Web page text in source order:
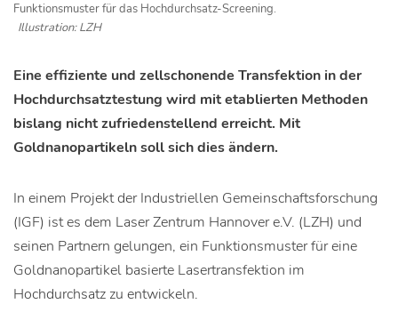
Funktionsmuster für das Hochdurchsatz-Screening.
Illustration: LZH
Eine effiziente und zellschonende Transfektion in der
Hochdurchsatztestung wird mit etablierten Methoden
bislang nicht zufriedenstellend erreicht. Mit
Goldnanopartikeln soll sich dies ändern.
In einem Projekt der Industriellen Gemeinschaftsforschung
(IGF) ist es dem Laser Zentrum Hannover e.V. (LZH) und
seinen Partnern gelungen, ein Funktionsmuster für eine
Goldnanopartikel basierte Lasertransfektion im
Hochdurchsatz zu entwickeln.